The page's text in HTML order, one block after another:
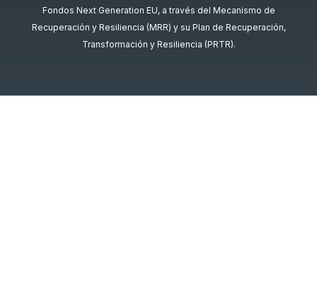
Fondos Next Generation EU, a través del Mecanismo de
Recuperación y Resiliencia (MRR) y su Plan de Recuperación,
Transformación y Resiliencia (PRTR).